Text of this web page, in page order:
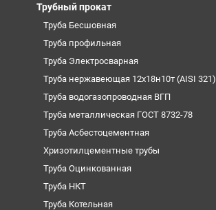
Трубный прокат
Труба Бесшовная
Труба профильная
Труба Электросварная
Труба нержавеющая 12х18н10т (AISI 321)
Труба водогазопроводная ВГП
Труба металлическая ГОСТ 8732-78
Труба Асбестоцементная
Хризотилцементные трубы
Труба Оцинкованная
Труба НКТ
Труба Котельная